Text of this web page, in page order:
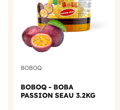
BOBOQ
BOBOQ - BOBA
PASSION SEAU 3.2KG